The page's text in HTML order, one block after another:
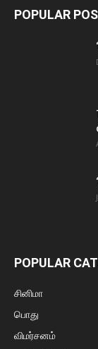
POPULAR
POPULAR
சினிமா
பொது
விமர்சனம்